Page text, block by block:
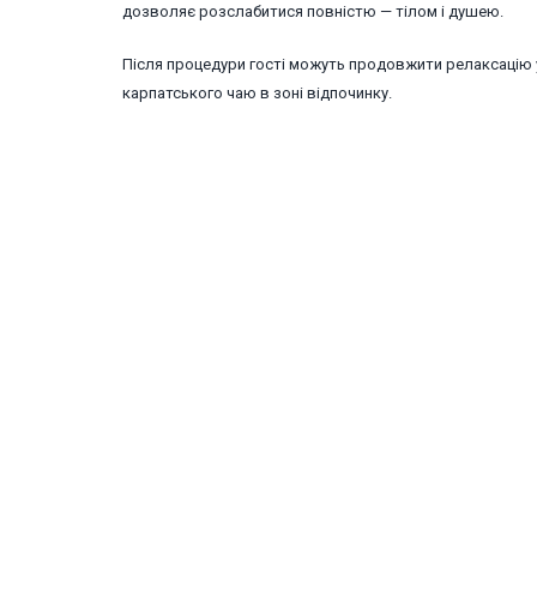
дозволяє розслабитися повністю — тілом і душею.
Після процедури гості можуть продовжити
карпатського чаю в зоні відпочинку.